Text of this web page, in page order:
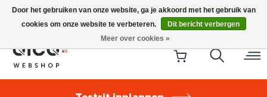
Riese & Müller Nevo5 Silent Core nu direct uit voorraad
leverbaar!
Door het gebruiken van onze website, ga je akkoord met het gebruik van
cookies om onze website te verbeteren.
Dit bericht verbergen
Meer over cookies »